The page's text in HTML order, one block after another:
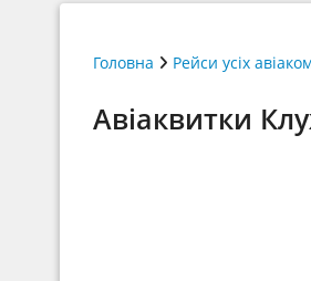
Головна Рейси усіх
Авіаквитки